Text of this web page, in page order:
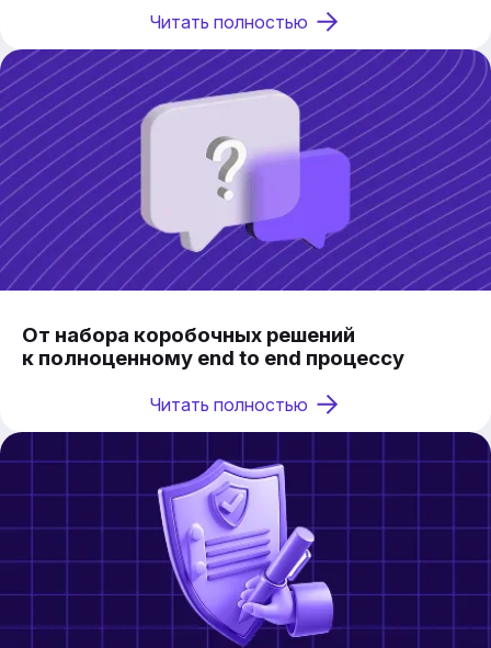
Читать полностью
От набора коробочных решений
к полноценному end to end процессу
Читать полностью